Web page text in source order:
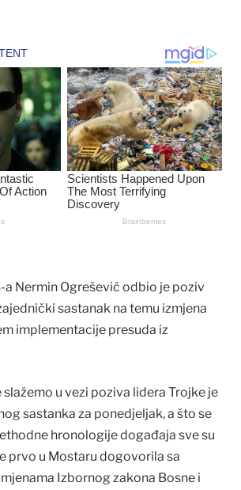
a Nermin Ogrešević odbio je poziv
sastanak na temu izmjena
implementacije presuda iz
slažemo u vezi poziva lidera Trojke je
sastanka za ponedjeljak, a što se
hronologije događaja sve su
prvo u Mostaru dogovorila sa
Izbornog zakona Bosne i